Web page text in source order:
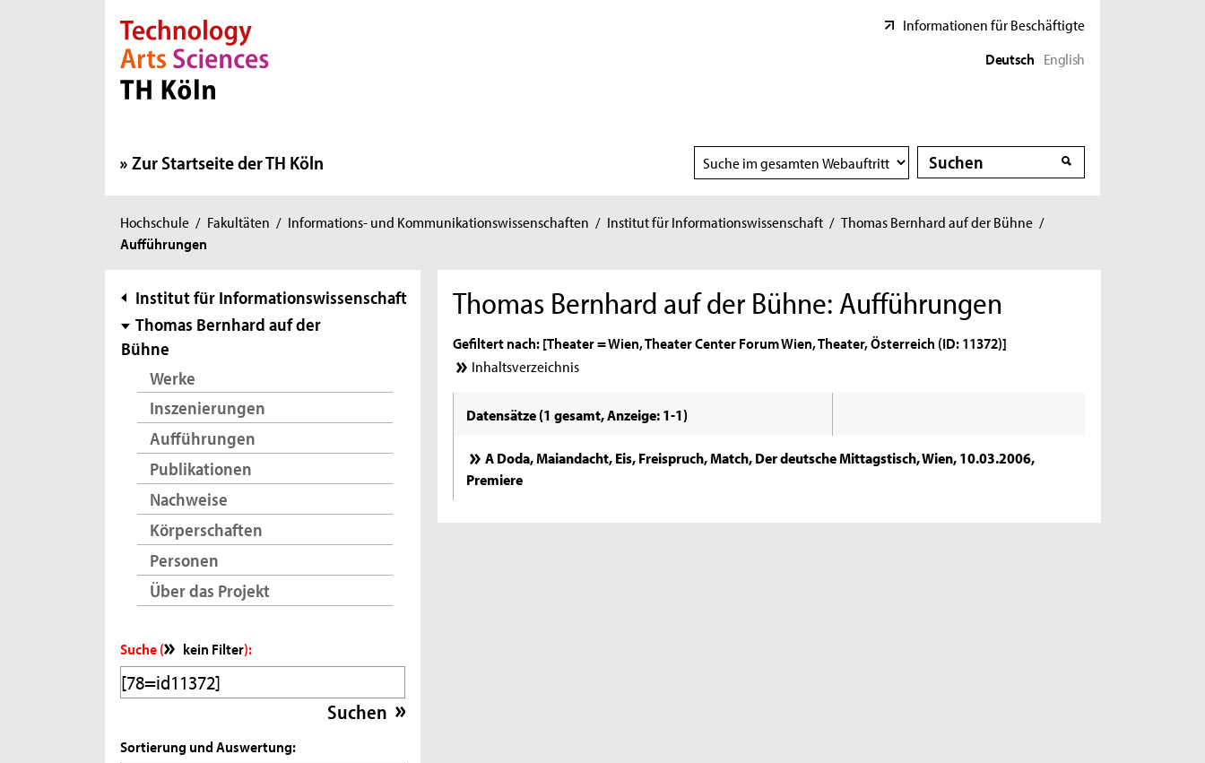
Direkt zur Hauptnavigation
Direkt zur Subnavigation
Direkt zum Inhalt
Direkt zum Fußbereich
Informationen für Beschäftigte
Deutsch English
Zur Startseite der TH Köln
Suchbereich
wählen
Suche
Suche
Sie
sind
Hochschule / Fakultäten / Informations- und Kommunikationswissenschaften / Institut für Informationswissenschaft / Thomas Bernhard auf der Bühne /
Aufführungen
Subnavigation
Institut für Informationswissenschaft
Thomas Bernhard auf der
Bühne
Werke
Inszenierungen
Aufführungen
Publikationen
Nachweise
Körperschaften
Personen
Über das Projekt
Suche ( kein Filter):
Sortierung und Auswertung:
Thomas Bernhard auf der Bühne: Aufführungen
Gefiltert nach: [Theater = Wien, Theater Center Forum Wien, Theater, Österreich (ID: 11372)]
Inhaltsverzeichnis
Datensätze (1 gesamt, Anzeige: 1-1)
A Doda, Maiandacht, Eis, Freispruch, Match, Der deutsche Mittagstisch, Wien, 10.03.2006,
Premiere